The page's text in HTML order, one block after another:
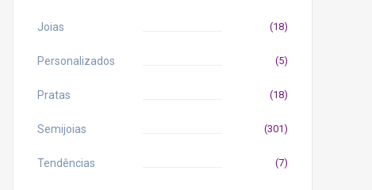
Joias (18)
Personalizados (5)
Pratas (18)
Semijoias (301)
Tendências (7)